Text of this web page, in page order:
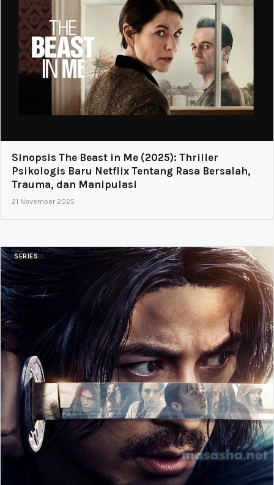
Sinopsis The Beast in Me (2025): Thriller
Psikologis Baru Netflix Tentang Rasa Bersalah,
Trauma, dan Manipulasi
21 November 2025
SERIES